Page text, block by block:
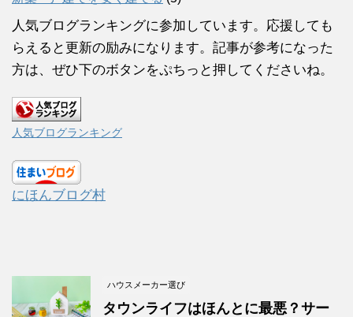
人気ブログランキングに参加しています。応援しても
らえると更新の励みになります。記事が参考になった
方は、ぜひ下のボタンをぷちっと押してくださいね。
人気ブログランキング
にほんブログ村
ハウスメーカー選び
タウンライフはほんとに最悪？サー